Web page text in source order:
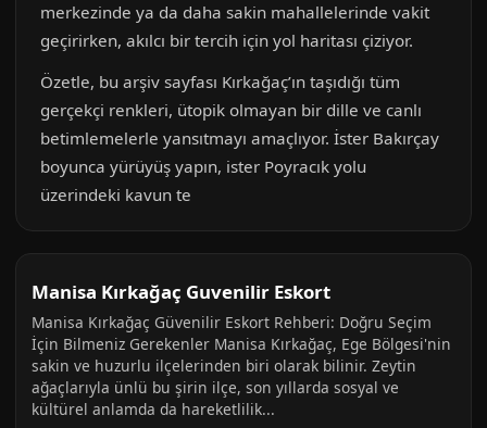
merkezinde ya da daha sakin mahallelerinde vakit
geçirirken, akılcı bir tercih için yol haritası çiziyor.
Özetle, bu arşiv sayfası Kırkağaç’ın taşıdığı tüm
gerçekçi renkleri, ütopik olmayan bir dille ve canlı
betimlemelerle yansıtmayı amaçlıyor. İster Bakırçay
boyunca yürüyüş yapın, ister Poyracık yolu
üzerindeki kavun te
Manisa Kırkağaç Guvenilir Eskort
Manisa Kırkağaç Güvenilir Eskort Rehberi: Doğru Seçim
İçin Bilmeniz Gerekenler Manisa Kırkağaç, Ege Bölgesi'nin
sakin ve huzurlu ilçelerinden biri olarak bilinir. Zeytin
ağaçlarıyla ünlü bu şirin ilçe, son yıllarda sosyal ve
kültürel anlamda da hareketlilik...